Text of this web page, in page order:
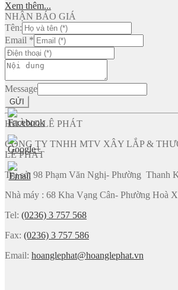
Xem thêm...
NHẬN BÁO GIÁ
Tên:
Email *
Message
GỬI
HOÀNG LÊ PHÁT
CÔNG TY TNHH MTV XÂY LẮP &
LÊ PHÁT
Trụ sở: 98 Phạm Văn Nghị- Phường Thanh
Nhà máy : 68 Kha Vạng Cân- Phường Hoà
Tel: (0236) 3 757 568
Fax: (0236) 3 757 586
Email: hoanglephat@hoanglephat.vn